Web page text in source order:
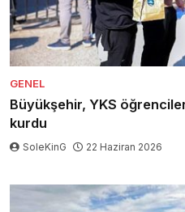
GENEL
Büyükşehir, YKS
kurdu
SoleKinG 22 Haziran 2026